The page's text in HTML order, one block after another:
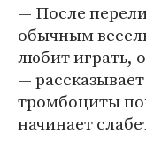
— После
обычным
любит играть,
—
тромбоциты
начинает